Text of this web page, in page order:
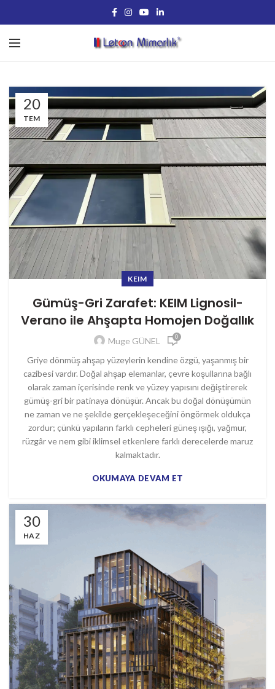
20
TEM
KEIM
Gümüş-Gri Zarafet: KEIM Lignosil-
Verano ile Ahşapta Homojen Doğallık
Muge GÜNEL 0
Griye dönmüş ahşap yüzeylerin kendine özgü, yaşanmış bir
cazibesi vardır. Doğal ahşap elemanlar, çevre koşullarına bağlı
olarak zaman içerisinde renk ve yüzey yapısını değiştirerek
gümüş-gri bir patinaya dönüşür. Ancak bu doğal dönüşümün
ne zaman ve ne şekilde gerçekleşeceğini öngörmek oldukça
zordur; çünkü yapıların farklı cepheleri güneş ışığı, yağmur,
rüzgâr ve nem gibi iklimsel etkenlere farklı derecelerde maruz
kalmaktadır.
OKUMAYA DEVAM ET
30
HAZ